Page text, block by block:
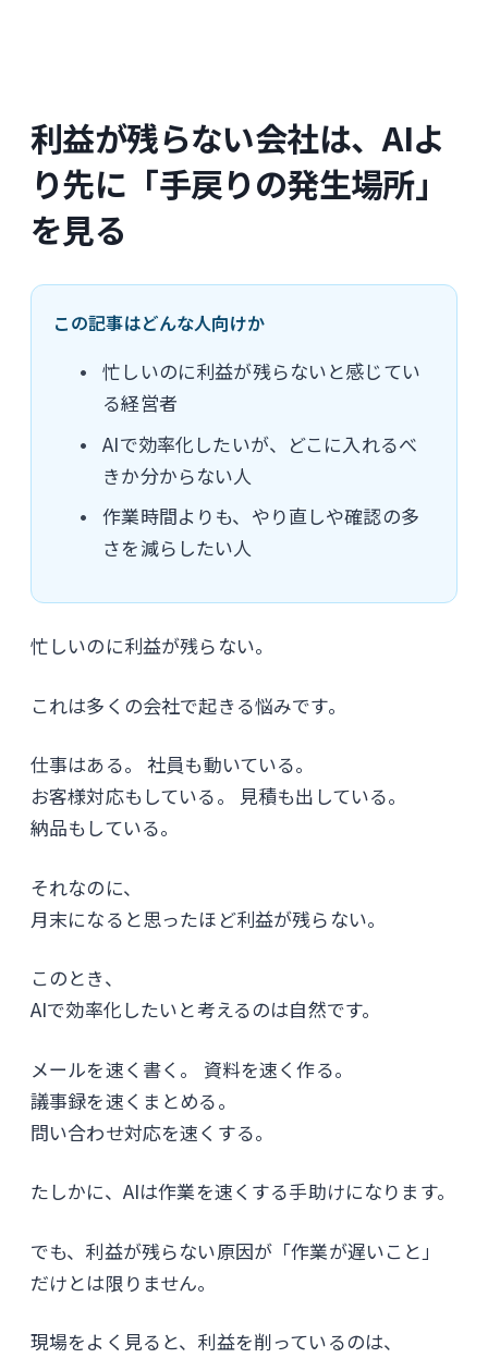
利益が残らない会社は、AIよ
り先に「手戻りの発生場所」
を見る
この記事はどんな人向けか
忙しいのに利益が残らないと感じてい
る経営者
AIで効率化したいが、どこに入れるべ
きか分からない人
作業時間よりも、やり直しや確認の多
さを減らしたい人
忙しいのに利益が残らない。
これは多くの会社で起きる悩みです。
仕事はある。 社員も動いている。
お客様対応もしている。 見積も出している。
納品もしている。
それなのに、
月末になると思ったほど利益が残らない。
このとき、
AIで効率化したいと考えるのは自然です。
メールを速く書く。 資料を速く作る。
議事録を速くまとめる。
問い合わせ対応を速くする。
たしかに、AIは作業を速くする手助けになります。
でも、利益が残らない原因が「作業が遅いこと」
だけとは限りません。
現場をよく見ると、利益を削っているのは、